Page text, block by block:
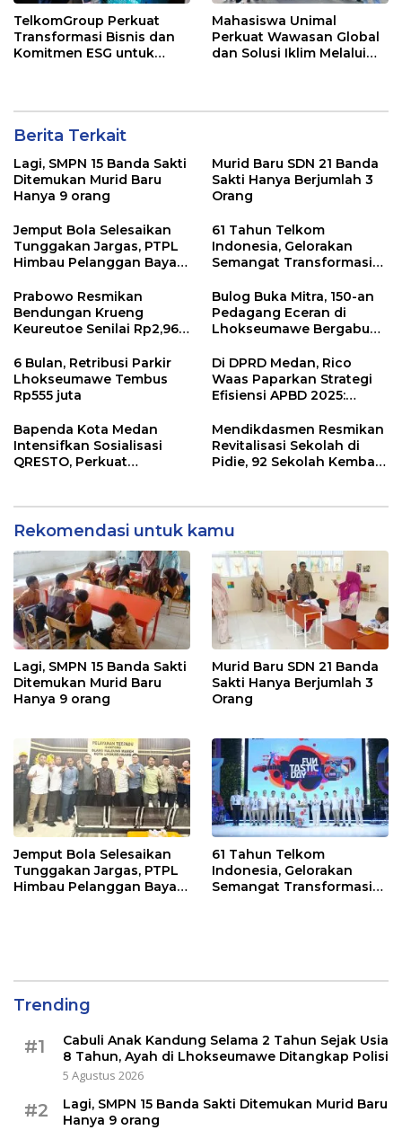
TelkomGroup Perkuat
Transformasi Bisnis dan
Komitmen ESG untuk
Mahasiswa Unimal
Perkuat Wawasan Global
dan Solusi Iklim Melalui
Berita Terkait
Lagi, SMPN 15 Banda Sakti
Ditemukan Murid Baru
Hanya 9 orang
Murid Baru SDN 21 Banda
Sakti Hanya Berjumlah 3
Orang
Jemput Bola Selesaikan
Tunggakan Jargas, PTPL
Himbau Pelanggan Bayar
61 Tahun Telkom
Indonesia, Gelorakan
Semangat Transformasi
Prabowo Resmikan
Bendungan Krueng
Keureutoe Senilai Rp2,96
Bulog Buka Mitra, 150-an
Pedagang Eceran di
Lhokseumawe Bergabung
6 Bulan, Retribusi Parkir
Lhokseumawe Tembus
Rp555 juta
Di DPRD Medan, Rico
Waas Paparkan Strategi
Efisiensi APBD 2025:
dan Digitalisasi PAD
Bapenda Kota Medan
Intensifkan Sosialisasi
QRESTO, Perkuat
Mendikdasmen Resmikan
Revitalisasi Sekolah di
Pidie, 92 Sekolah Kembali
Rekomendasi untuk kamu
Lagi, SMPN 15 Banda Sakti
Ditemukan Murid Baru
Hanya 9 orang
Murid Baru SDN 21 Banda
Sakti Hanya Berjumlah 3
Orang
Jemput Bola Selesaikan
Tunggakan Jargas, PTPL
Himbau Pelanggan Bayar
61 Tahun Telkom
Indonesia, Gelorakan
Semangat Transformasi
Trending
#1
Cabuli Anak Kandung Selama 2 Tahun Sejak Usia
8 Tahun, Ayah di Lhokseumawe Ditangkap Polisi
5 Agustus 2026
#2
Lagi, SMPN 15 Banda Sakti Ditemukan Murid Baru
Hanya 9 orang